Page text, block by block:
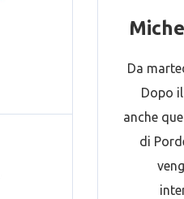
Da
Dopo
anche
di